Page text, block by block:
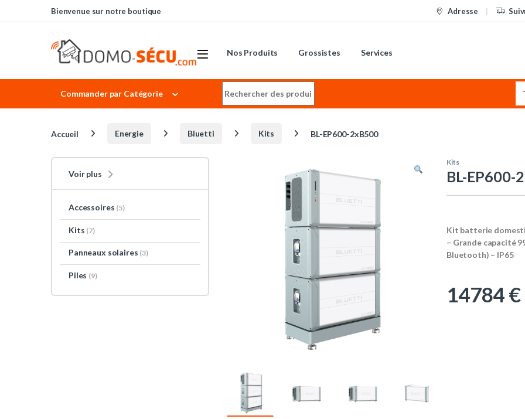
Skip to navigation
Skip to contentBienvenue sur notre boutique Adresse
Nos Produits Grossistes Services
Commander par Catégorie
Accueil Energie Bluetti Kits BL-EP600-2xB500
Kits
BL-EP600-
Kit batterie
– Grande capacité
Bluetooth) – IP65
14784€
Voir plus
Accessoires (5)
Kits (7)
Panneaux solaires (3)
Piles (9)